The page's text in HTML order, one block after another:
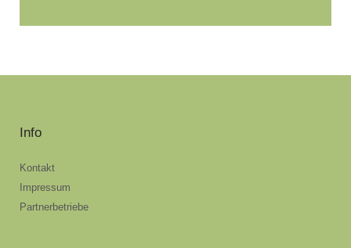
Info
Kontakt
Impressum
Partnerbetriebe